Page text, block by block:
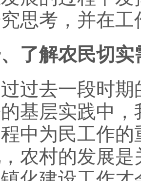
思考，并在
了解农民切
去一段时期
基层实践中
中为民工作
农村的发展